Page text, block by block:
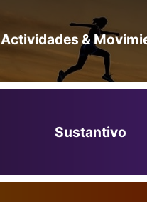
Actividades &
Sustantivo